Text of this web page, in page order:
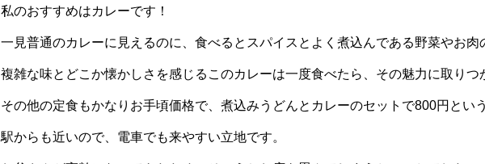
私のおすすめはカレーです！
一見普通のカレーに見えるのに、食べるとスパイスとよく煮込んである野菜やお
複雑な味とどこか懐かしさを感じるこのカレーは一度食べたら、その魅力に取り
その他の定食もかなりお手頃価格で、煮込みうどんとカレーのセットで800円とい
駅からも近いので、電車でも来やすい立地です。